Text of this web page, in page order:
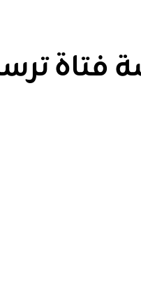
فتاة